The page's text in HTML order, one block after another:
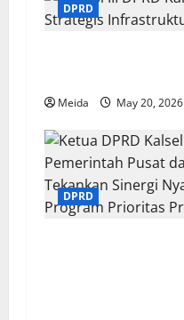
DPRD
Meida May 20, 2026
DPRD